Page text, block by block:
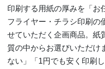
印刷する用紙の厚みを「お
フライヤー・チラシ印刷の
せていただく企画商品。紙
質の中からお選びいただけ
ない」「1円でも安く印刷